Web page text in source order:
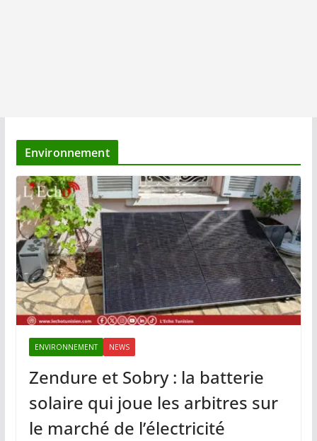
Environnement
ENVIRONNEMENT NEWS
Zendure et Sobry : la batterie
solaire qui joue les arbitres sur
le marché de l’électricité